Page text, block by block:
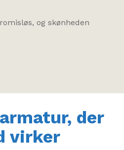
og skønheden
der
virker